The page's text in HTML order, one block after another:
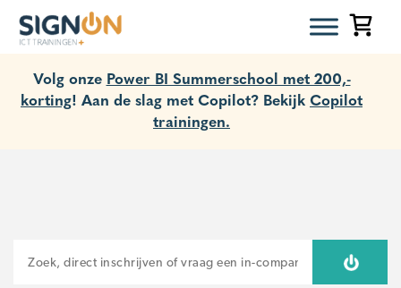
Volg onze Power BI Summerschool met 200,-
korting! Aan de slag met Copilot? Bekijk Copilot
trainingen.
ZOEKEN